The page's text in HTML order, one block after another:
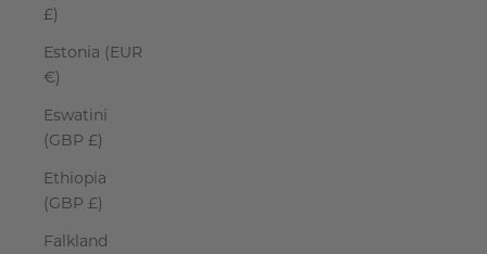
£)
Estonia (EUR
€)
Eswatini
(GBP £)
Ethiopia
(GBP £)
Falkland